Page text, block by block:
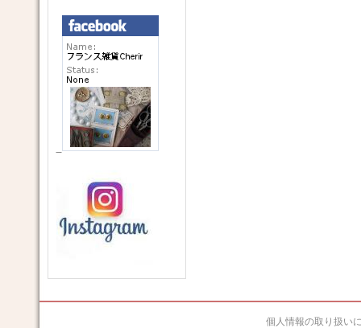
個人情報の取り扱い